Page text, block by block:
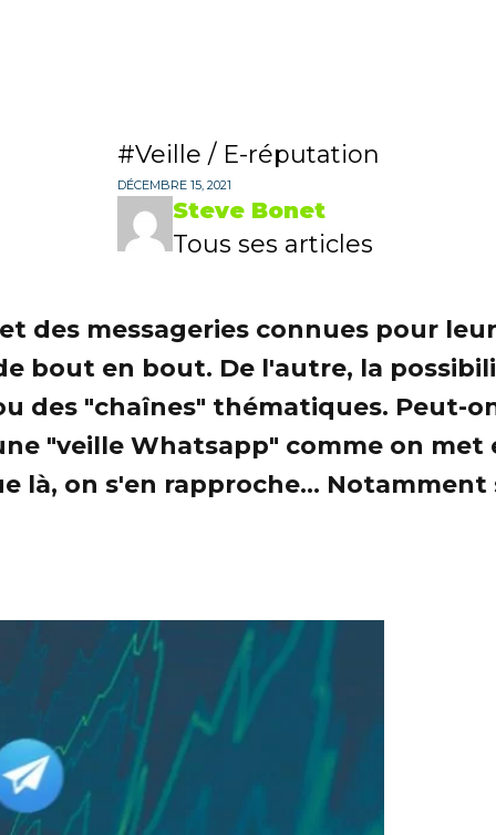
Veille / E-réputation
DÉCEMBRE 15, 2021
Steve Bonet
Tous ses articles
des messageries connues pour
bout en bout. De l'autre, la
des "chaînes" thématiques. Peut-
"veille Whatsapp" comme on met
là, on s'en rapproche...